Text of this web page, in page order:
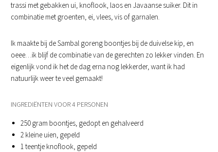
trassi met gebakken ui, knoflook, laos en Javaanse suiker. Dit in
combinatie met groenten, ei, vlees, vis of garnalen.
Ik maakte bij de Sambal goreng boontjes bij de duivelse kip, en
oeee…ik blijf de combinatie van de gerechten zo lekker vinden. En
eigenlijk vond ik het de dag erna nog lekkerder, want ik had
natuurlijk weer te veel gemaakt!
INGREDIËNTEN VOOR 4 PERSONEN
250 gram boontjes, gedopt en gehalveerd
2 kleine uien, gepeld
1 teentje knoflook, gepeld